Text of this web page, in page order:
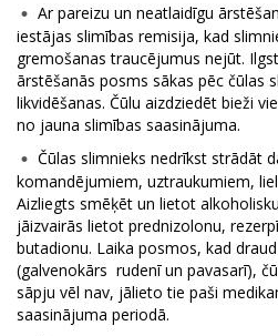
Ar pareizu un neatlaidīgu
iestājas slimības remisija, kad
gremošanas traucējumus nejūt.
ārstēšanās posms sākas pēc čūlas
likvidēšanas. Čūlu aizdziedēt bieži
no jauna slimības saasinājuma.
Čūlas slimnieks nedrīkst strādāt
komandējumiem, uztraukumiem,
Aizliegts smēķēt un lietot
jāizvairās lietot prednizolonu,
butadionu. Laika posmos, kad
(galvenokārs rudenī un pavasarī),
sāpju vēl nav, jālieto tie paši
saasinājuma periodā.